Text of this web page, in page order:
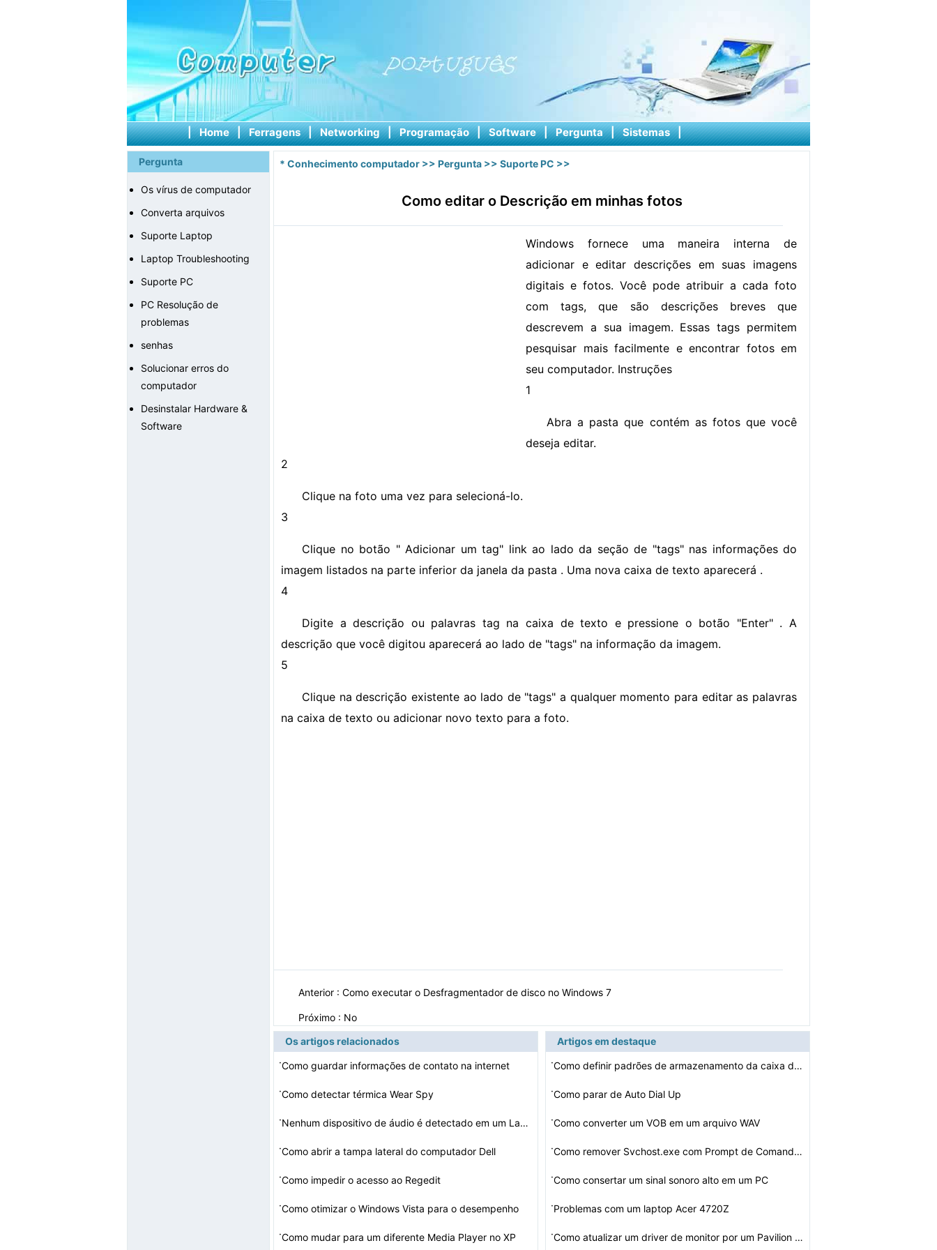
| Home | Ferragens | Networking | Programação | Software | Pergunta | Sistemas |
Pergunta
Os vírus de computador
Converta arquivos
Suporte Laptop
Laptop Troubleshooting
Suporte PC
PC Resolução de
problemas
senhas
Solucionar erros do
computador
Desinstalar Hardware &
Software
* Conhecimento computador >> Pergunta >> Suporte PC >>
Como editar o Descrição em minhas fotos
Windows fornece uma maneira interna de
adicionar e editar descrições em suas imagens
digitais e fotos. Você pode atribuir a cada foto
com tags, que são descrições breves que
descrevem a sua imagem. Essas tags permitem
pesquisar mais facilmente e encontrar fotos em
seu computador. Instruções
1
Abra a pasta que contém as fotos que você
deseja editar.
2
Clique na foto uma vez para selecioná-lo.
3
Clique no botão " Adicionar um tag" link ao lado da seção de "tags" nas informações do
imagem listados na parte inferior da janela da pasta . Uma nova caixa de texto aparecerá .
4
Digite a descrição ou palavras tag na caixa de texto e pressione o botão "Enter" . A
descrição que você digitou aparecerá ao lado de "tags" na informação da imagem.
5
Clique na descrição existente ao lado de "tags" a qualquer momento para editar as palavras
na caixa de texto ou adicionar novo texto para a foto.
Anterior : Como executar o Desfragmentador de disco no Windows 7
Próximo : No
Os artigos relacionados
·Como guardar informações de contato na internet
·Como detectar térmica Wear Spy
· Nenhum dispositivo de áudio é detectado em um Laptop …
·Como abrir a tampa lateral do computador Dell
·Como impedir o acesso ao Regedit
·Como otimizar o Windows Vista para o desempenho
·Como mudar para um diferente Media Player no XP
Artigos em destaque
·
Como definir padrões de armazenamento da caixa de corr…
·Como parar de Auto Dial Up
·Como converter um VOB em um arquivo WAV
· Como remover Svchost.exe com Prompt de Comando do Windo…
·Como consertar um sinal sonoro alto em um PC
·Problemas com um laptop Acer 4720Z
· Como atualizar um driver de monitor por um Pavilion tx1…